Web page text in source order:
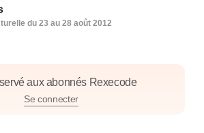
aux abonnés Rexecode
Se connecter
du 23 au 28 août 2012